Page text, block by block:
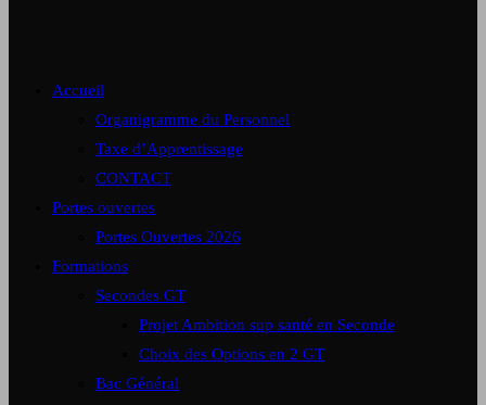
Accueil
Organigramme du Personnel
Taxe d’Apprentissage
CONTACT
Portes ouvertes
Portes Ouvertes 2026
Formations
Secondes GT
Projet Ambition sup santé en Seconde
Choix des Options en 2 GT
Bac Général